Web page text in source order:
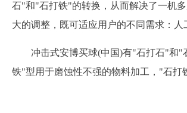
石"和"石打铁"的转换，从而解决了一机
大的调整，既可适应用户的不同需求：
冲击式安博买球(中国)有"石打石"和
铁"型用于磨蚀性不强的物料加工，"石打